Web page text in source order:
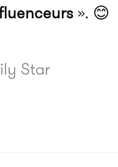
». 😊
Star